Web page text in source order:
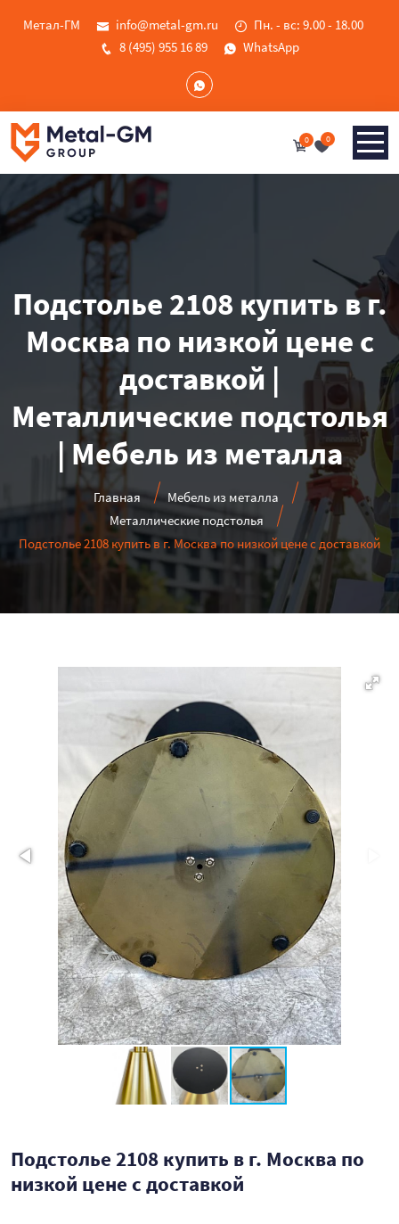
Метал-ГМ info@metal-gm.ru
Пн. - вс: 9.00 - 18.00
8 (495) 955 16 89
WhatsApp
0 0
Подстолье 2108 купить в г.
Москва по низкой цене с
доставкой |
Металлические подстолья
| Мебель из металла
Главная
Мебель из металла
Металлические подстолья
Подстолье 2108 купить в г. Москва по низкой цене с доставкой
Подстолье 2108 купить в г. Москва по
низкой цене с доставкой